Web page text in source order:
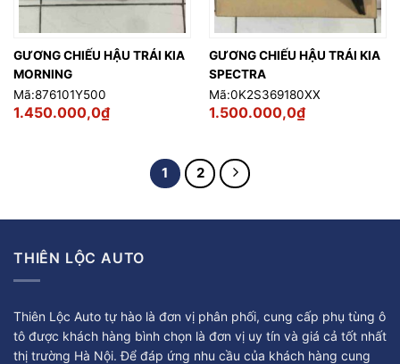
GƯƠNG CHIẾU HẬU TRÁI KIA
MORNING
Mã:876101Y500
1.450.000,0₫
GƯƠNG CHIẾU HẬU TRÁI KIA
SPECTRA
Mã:0K2S369180XX
1.500.000,0₫
1 2
THIÊN LỘC AUTO
Thiên Lộc Auto tự hào là đơn vị phân phối, cung cấp phụ tùng ô
tô được khách hàng bình chọn là đơn vị uy tín và giá cả tốt nhất
thị trường Hà Nội. Để đáp ứng nhu cầu của khách hàng cung